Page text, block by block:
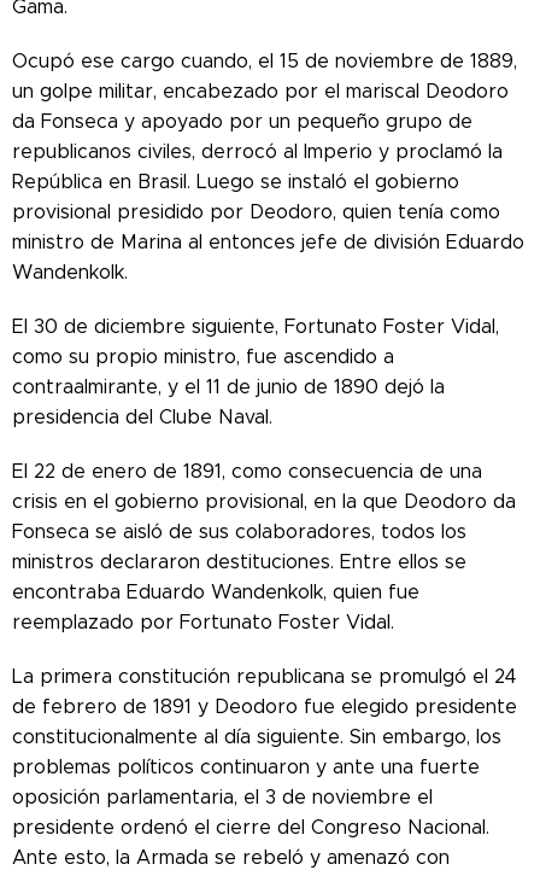
Gama.
Ocupó ese cargo cuando, el 15 de noviembre de 1889,
un golpe militar, encabezado por el mariscal Deodoro
da Fonseca y apoyado por un pequeño grupo de
republicanos civiles, derrocó al Imperio y proclamó la
República en Brasil. Luego se instaló el gobierno
provisional presidido por Deodoro, quien tenía como
ministro de Marina al entonces jefe de división Eduardo
Wandenkolk.
El 30 de diciembre siguiente, Fortunato Foster Vidal,
como su propio ministro, fue ascendido a
contraalmirante, y el 11 de junio de 1890 dejó la
presidencia del Clube Naval.
El 22 de enero de 1891, como consecuencia de una
crisis en el gobierno provisional, en la que Deodoro da
Fonseca se aisló de sus colaboradores, todos los
ministros declararon destituciones. Entre ellos se
encontraba Eduardo Wandenkolk, quien fue
reemplazado por Fortunato Foster Vidal.
La primera constitución republicana se promulgó el 24
de febrero de 1891 y Deodoro fue elegido presidente
constitucionalmente al día siguiente. Sin embargo, los
problemas políticos continuaron y ante una fuerte
oposición parlamentaria, el 3 de noviembre el
presidente ordenó el cierre del Congreso Nacional.
Ante esto, la Armada se rebeló y amenazó con